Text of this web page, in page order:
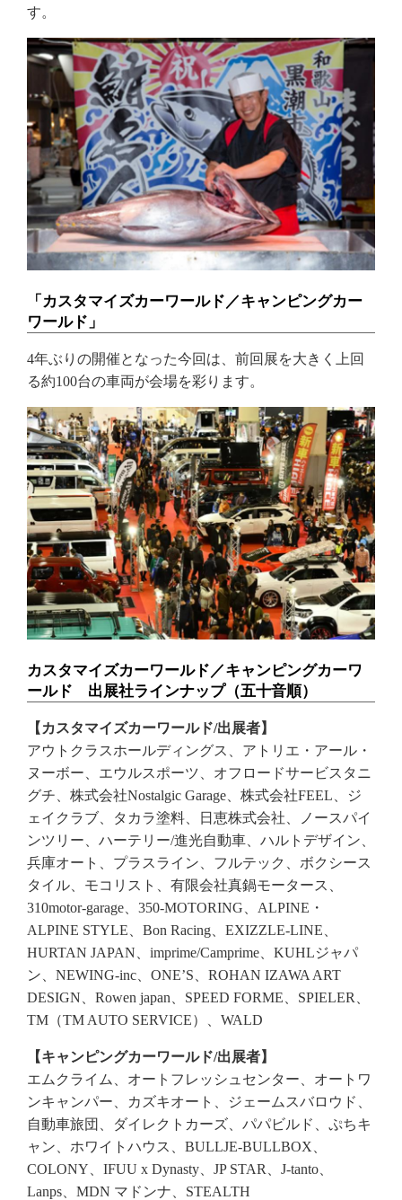
す。
「カスタマイズカーワールド／キャンピングカー
ワールド」
4年ぶりの開催となった今回は、前回展を大きく上回
る約100台の車両が会場を彩ります。
カスタマイズカーワールド／キャンピングカーワ
ールド 出展社ラインナップ（五十音順）
【カスタマイズカーワールド/出展者】
アウトクラスホールディングス、アトリエ・アール・
ヌーボー、エウルスポーツ、オフロードサービスタニ
グチ、株式会社Nostalgic Garage、株式会社FEEL、ジ
ェイクラブ、タカラ塗料、日恵株式会社、ノースパイ
ンツリー、ハーテリー/進光自動車、ハルトデザイン、
兵庫オート、プラスライン、フルテック、ボクシース
タイル、モコリスト、有限会社真鍋モータース、
310motor-garage、350-MOTORING、ALPINE・
ALPINE STYLE、Bon Racing、EXIZZLE-LINE、
HURTAN JAPAN、imprime/Camprime、KUHLジャパ
ン、NEWING-inc、ONE’S、ROHAN IZAWA ART
DESIGN、Rowen japan、SPEED FORME、SPIELER、
TM（TM AUTO SERVICE）、WALD
【キャンピングカーワールド/出展者】
エムクライム、オートフレッシュセンター、オートワ
ンキャンパー、カズキオート、ジェームスバロウド、
自動車旅団、ダイレクトカーズ、パパビルド、ぷちキ
ャン、ホワイトハウス、BULLJE-BULLBOX、
COLONY、IFUU x Dynasty、JP STAR、J-tanto、
Lanps、MDN マドンナ、STEALTH